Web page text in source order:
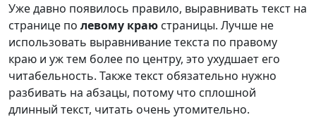
Уже давно появилось правило, выравнивать текст на
странице по левому краю страницы. Лучше не
использовать выравнивание текста по правому
краю и уж тем более по центру, это ухудшает его
читабельность. Также текст обязательно нужно
разбивать на абзацы, потому что сплошной
длинный текст, читать очень утомительно.